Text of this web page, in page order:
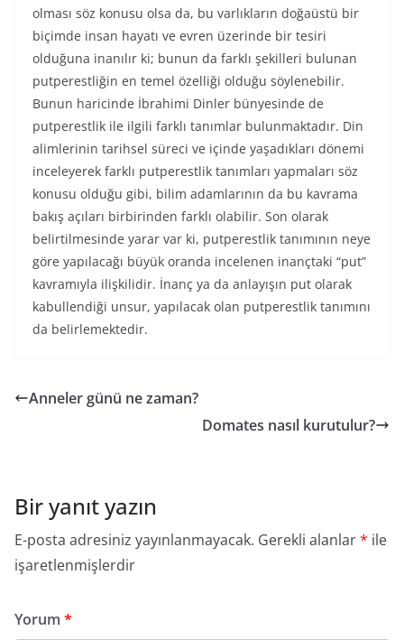
olması söz konusu olsa da, bu varlıkların doğaüstü bir
biçimde insan hayatı ve evren üzerinde bir tesiri
olduğuna inanılır ki; bunun da farklı şekilleri bulunan
putperestliğin en temel özelliği olduğu söylenebilir.
Bunun haricinde İbrahimi Dinler bünyesinde de
putperestlik ile ilgili farklı tanımlar bulunmaktadır. Din
alimlerinin tarihsel süreci ve içinde yaşadıkları dönemi
inceleyerek farklı putperestlik tanımları yapmaları söz
konusu olduğu gibi, bilim adamlarının da bu kavrama
bakış açıları birbirinden farklı olabilir. Son olarak
belirtilmesinde yarar var ki, putperestlik tanımının neye
göre yapılacağı büyük oranda incelenen inançtaki “put”
kavramıyla ilişkilidir. İnanç ya da anlayışın put olarak
kabullendiği unsur, yapılacak olan putperestlik tanımını
da belirlemektedir.
Anneler günü ne zaman?
Domates nasıl kurutulur?
Bir yanıt yazın
E-posta adresiniz yayınlanmayacak. Gerekli alanlar* ile
işaretlenmişlerdir
Yorum *